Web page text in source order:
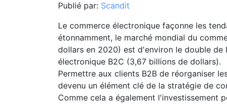
Publié par: Scandit
Le commerce électronique façonne les
étonnamment, le marché mondial du
dollars en 2020) est d'environ le double de
électronique B2C (3,67 billions de dollars).
Permettre aux clients B2B de réorganiser
devenu un élément clé de la stratégie de
Comme cela a également l'investissement